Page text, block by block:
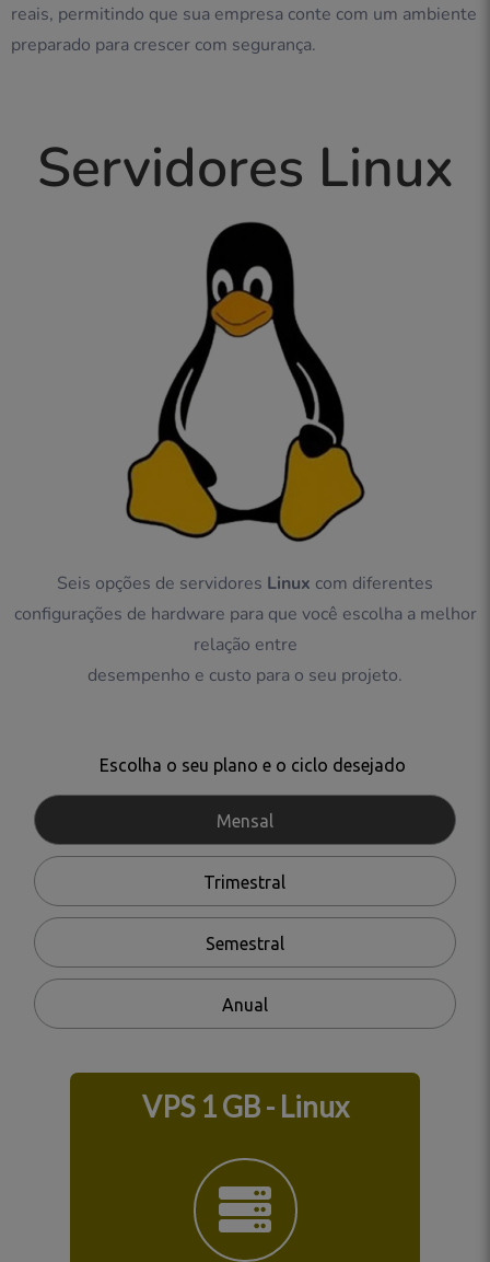
reais, permitindo que sua empresa conte com um ambiente
preparado para crescer com segurança.
Servidores Linux
Seis opções de servidores Linux com diferentes
configurações de hardware para que você escolha a melhor
relação entre
desempenho e custo para o seu projeto.
Escolha o seu plano e o ciclo desejado
Mensal
Trimestral
Semestral
Anual
VPS 1 GB - Linux